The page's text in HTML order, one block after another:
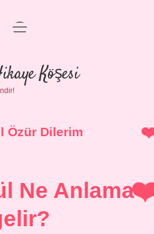
Anasayfa
Politikası
Uyarı
menüyü
Köşesi
Özür Dilerim
Ne Anlama